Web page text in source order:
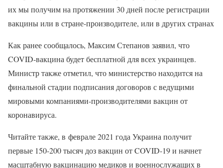
их мы получим на протяжении 30 дней после регистрации
вакцины или в стране-производителе, или в других странах
Как ранее сообщалось, Максим Степанов заявил, что
COVID-вакцина будет бесплатной для всех украинцев.
Министр также отметил, что министерство находится на
финальной стадии подписания договоров с ведущими
мировыми компаниями-производителями вакцин от
коронавируса.
Читайте также, в феврале 2021 года Украина получит
первые 150-200 тысяч доз вакцин от COVID-19 и начнет
масштабную вакцинацию медиков и военнослужащих в